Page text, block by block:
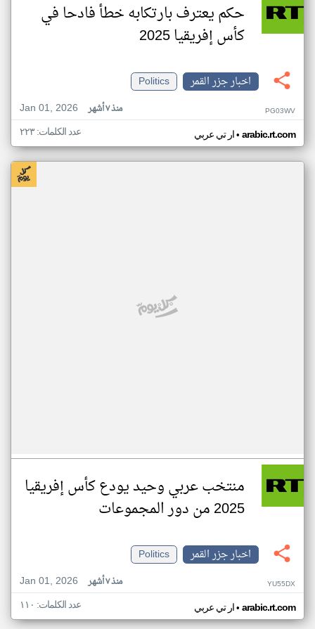
حكم يعترف بارتكابه خطأ فادحا في
كأس إفريقيا 2025
اخبار جزر القمر
Politics
Jan 01, 2026
منذ ٧ أشهر PG03WV
ار تي عربي• arabic.rt.com عدد الكلمات: ٢٢٣
منتخب عربي وحيد يودع كأس إفريقيا
2025 من دور المجموعات
اخبار جزر القمر
Politics
Jan 01, 2026
منذ ٧ أشهر YU55DX
ار تي عربي• arabic.rt.com عدد الكلمات: ١١٠